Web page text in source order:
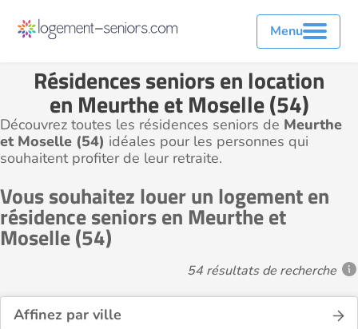
Menu
Résidences seniors en location
en Meurthe et Moselle (54)
Découvrez toutes les résidences seniors de Meurthe
et Moselle (54) idéales pour les personnes qui
souhaitent profiter de leur retraite.
Vous souhaitez louer un logement en
résidence seniors en Meurthe et
Moselle (54)
54 résultats de recherche
Affinez par ville